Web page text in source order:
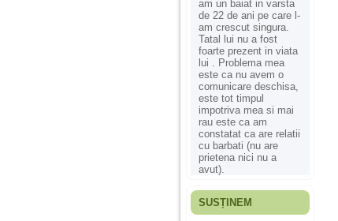
am un baiat in varsta
de 22 de ani pe care l-
am crescut singura.
Tatal lui nu a fost
foarte prezent in viata
lui . Problema mea
este ca nu avem o
comunicare deschisa,
este tot timpul
impotriva mea si mai
rau este ca am
constatat ca are relatii
cu barbati (nu are
prietena nici nu a
avut).
Fiica mea s-a nascut
SUSȚINEM